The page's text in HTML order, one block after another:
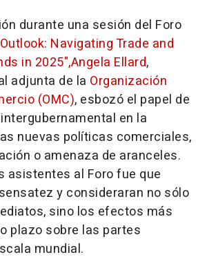
durante una sesión del Foro
Navigating Trade and
in 2025",Angela Ellard,
adjunta de la Organización
(OMC), esbozó el papel de
en la
nuevas políticas comerciales,
o amenaza de aranceles.
asistentes al Foro fue que
y consideraran no sólo
sino los efectos más
plazo sobre las partes
mundial.